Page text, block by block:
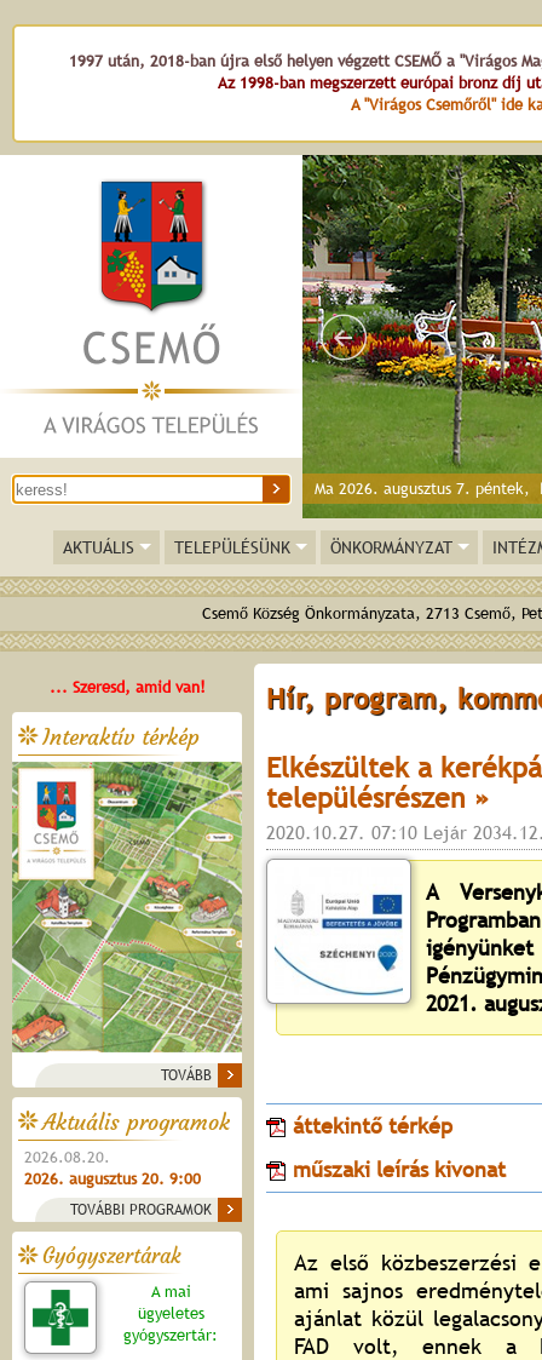
1997 után, 2018-ban újra első helyen végzett CSEMŐ a "Virágos
Az 1998-ban megszerzett európai bronz díj
A "Virágos Csemőről" ide
Ma 2026. augusztus 7. péntek,
Dr. Kováts Zoltán
AKTUÁLIS TELEPÜLÉSÜNK ÖNKORMÁNYZAT
Csemő Község Önkormányzata, 2713
... Szeresd, amid van!
Interaktív térkép
TOVÁBB
Aktuális programok
2026.08.20.
2026. augusztus 20. 9:00
TOVÁBBI PROGRAMOK
Gyógyszertárak
A mai
ügyeletes
gyógyszertár:
Hír, program,
Elkészültek a
településrészen »
2020.10.27. 07:10 Lejár
A
2021.
áttekintő térkép
műszaki leírás kivonat
Az első közbeszerzési
ami sajnos
ajánlat közül
FAD volt, ennek a